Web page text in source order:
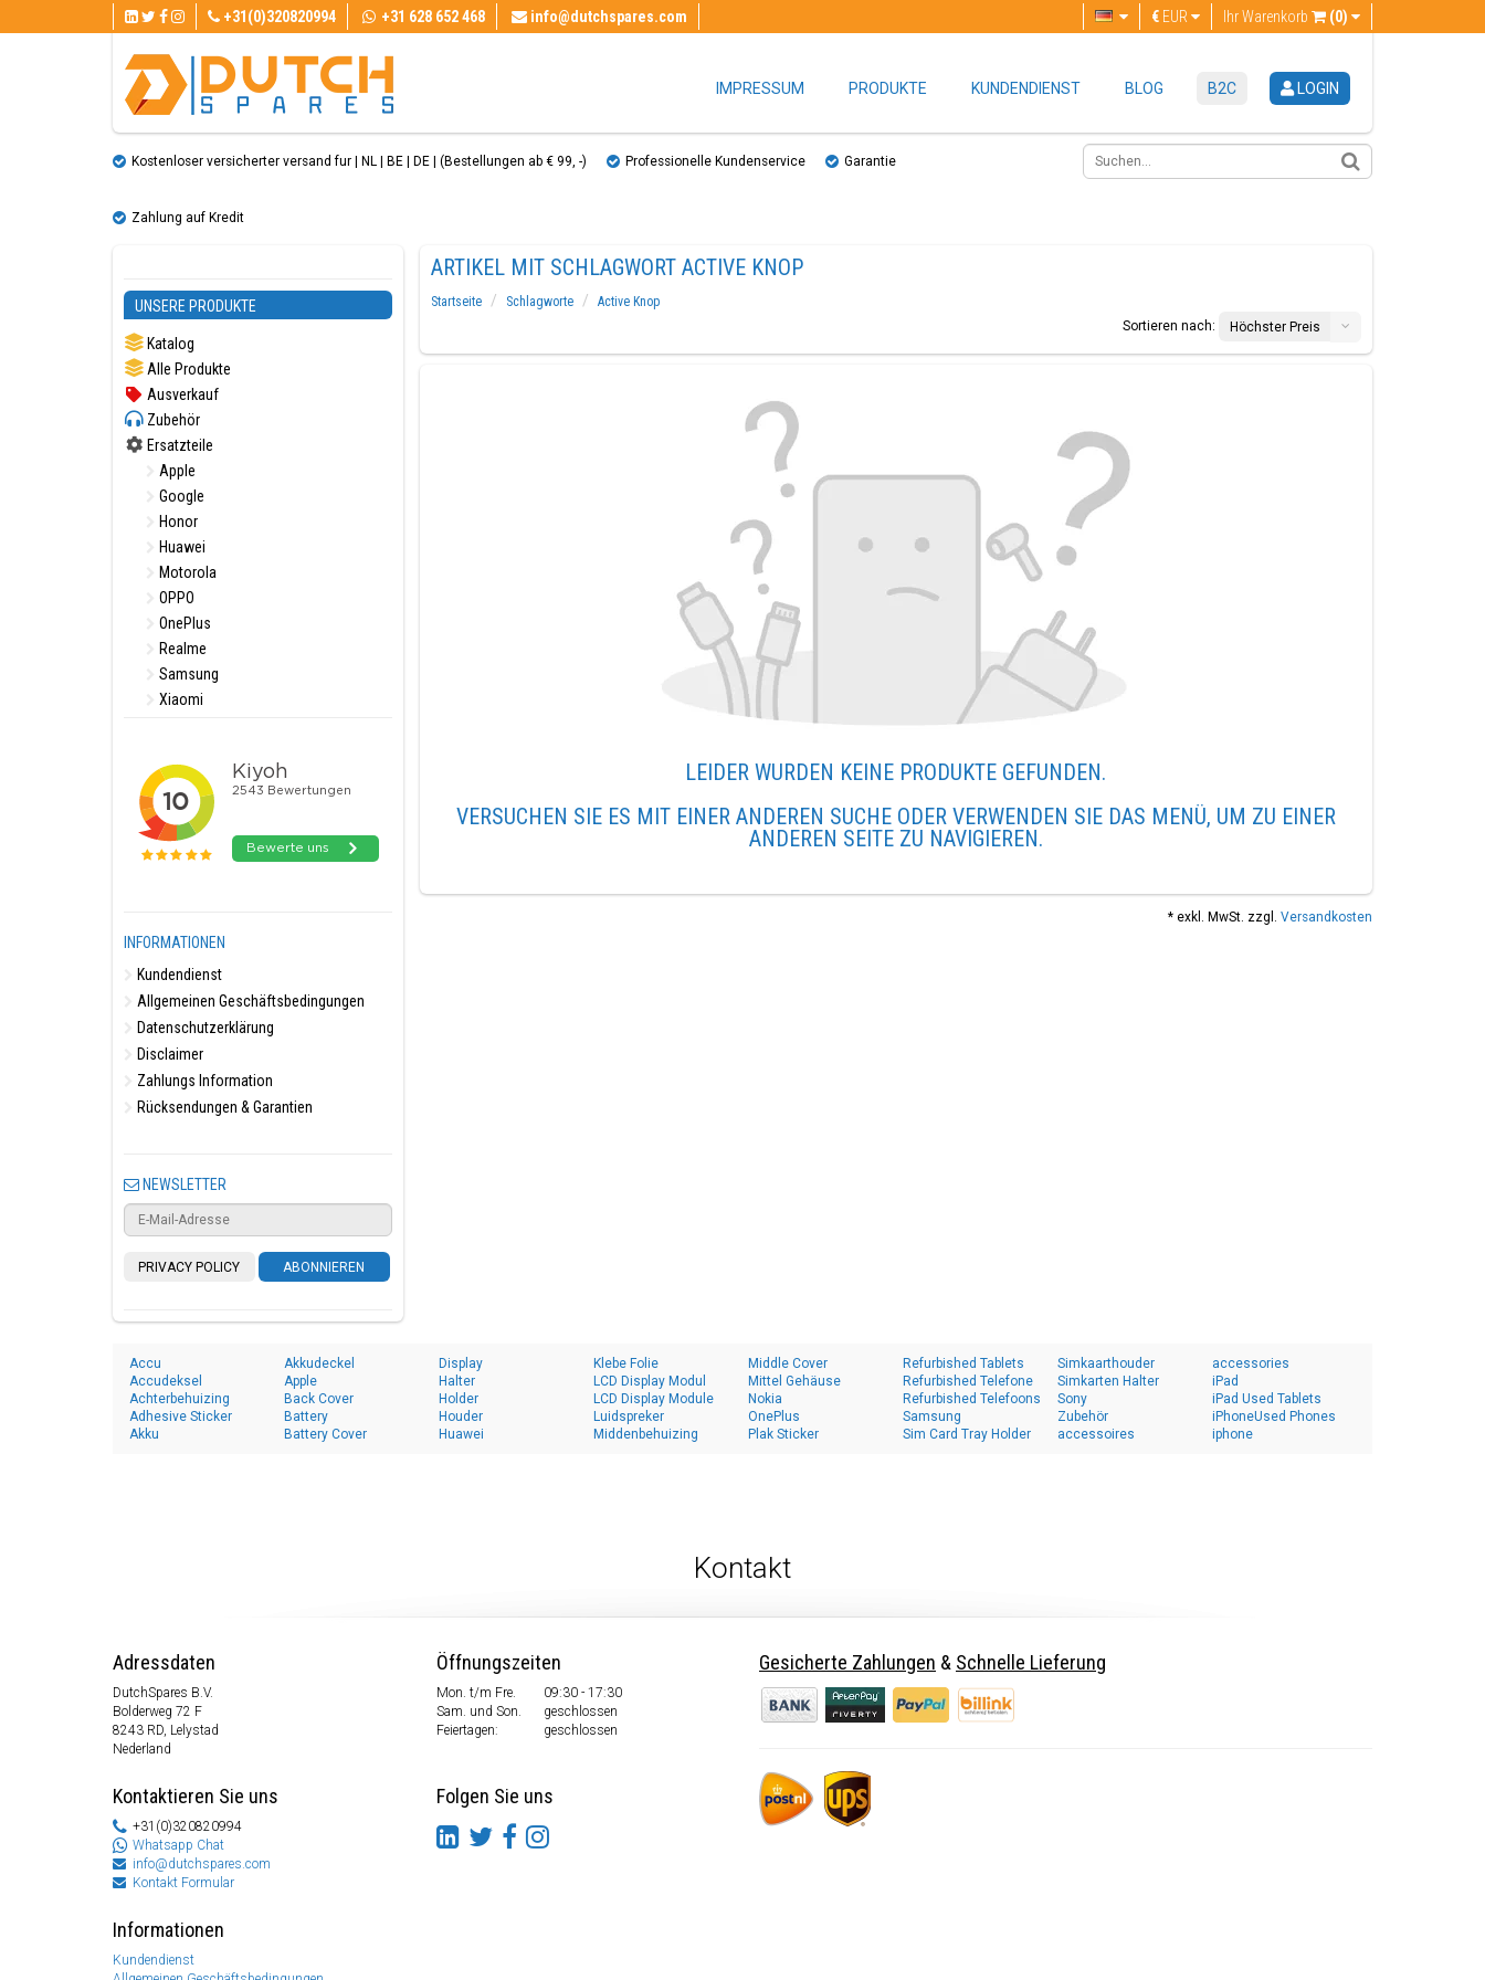
+31(0)320820994 +31 628 652 468 info@dutchspares.com Ihr Warenkorb (0)
€ EUR
IMPRESSUM PRODUKTE KUNDENDIENST BLOG B2C LOGIN
Kostenloser versicherter versand fur | NL | BE | DE | (Bestellungen ab € 99, ​​-) Professionelle Kundenservice Garantie
Zahlung auf Kredit
UNSERE PRODUKTE
Katalog
Alle Produkte
Ausverkauf
Zubehör
Ersatzteile
Apple
Google
Honor
Huawei
Motorola
OPPO
OnePlus
Realme
Samsung
Xiaomi
INFORMATIONEN
Kundendienst
Allgemeinen Geschäftsbedingungen
Datenschutzerklärung
Disclaimer
Zahlungs Information
Rücksendungen & Garantien
NEWSLETTER
PRIVACY POLICY ABONNIEREN
ARTIKEL MIT SCHLAGWORT ACTIVE KNOP
Startseite Schlagworte
Active Knop
Sortieren nach:
Höchster Preis
LEIDER WURDEN KEINE PRODUKTE GEFUNDEN.
VERSUCHEN SIE ES MIT EINER ANDEREN SUCHE ODER VERWENDEN SIE DAS MENÜ, UM ZU EINER
ANDEREN SEITE ZU NAVIGIEREN.
* exkl. MwSt. zzgl. Versandkosten
Accu
Accudeksel
Achterbehuizing
Adhesive Sticker
Akku
Akkudeckel
Apple
Back Cover
Battery
Battery Cover
Display
Halter
Holder
Houder
Huawei
Klebe Folie
LCD Display Modul
LCD Display Module
Luidspreker
Middenbehuizing
Middle Cover
Mittel Gehäuse
Nokia
OnePlus
Plak Sticker
Refurbished Tablets
Refurbished Telefone
Refurbished Telefoons
Samsung
Sim Card Tray Holder
Simkaarthouder
Simkarten Halter
Sony
Zubehör
accessoires
accessories
iPad
iPad Used Tablets
iPhoneUsed Phones
iphone
Kontakt
Adressdaten
DutchSpares B.V.
Bolderweg 72 F
8243 RD, Lelystad
Nederland
Kontaktieren Sie uns
+31(0)320820994
Whatsapp Chat
info@dutchspares.com
Kontakt Formular
Informationen
Kundendienst
Öffnungszeiten
Mon. t/m Fre.
09:30 - 17:30
Sam. und Son.
geschlossen
Feiertagen:
geschlossen
Folgen Sie uns
Gesicherte Zahlungen & Schnelle Lieferung